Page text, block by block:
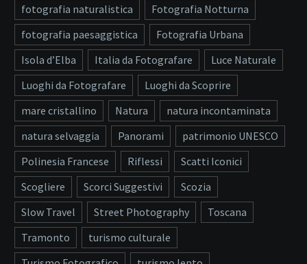
fotografia naturalistica
Fotografia Notturna
fotografia paesaggistica
Fotografia Urbana
Isola d’Elba
Italia da Fotografare
Luce Naturale
Luoghi da Fotografare
Luoghi da Scoprire
mare cristallino
Natura
natura incontaminata
natura selvaggia
Panorami
patrimonio UNESCO
Polinesia Francese
Riflessi
Scatti Iconici
Scogliere
Scorci Suggestivi
Scozia
Slow Travel
Street Photography
Toscana
Tramonto
turismo culturale